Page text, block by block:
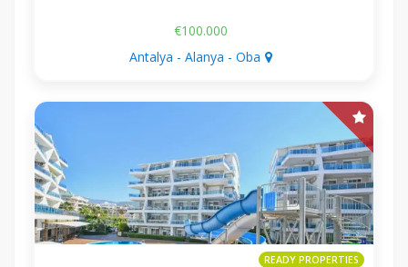
€100.000
Antalya - Alanya - Oba
READY PROPERTIES